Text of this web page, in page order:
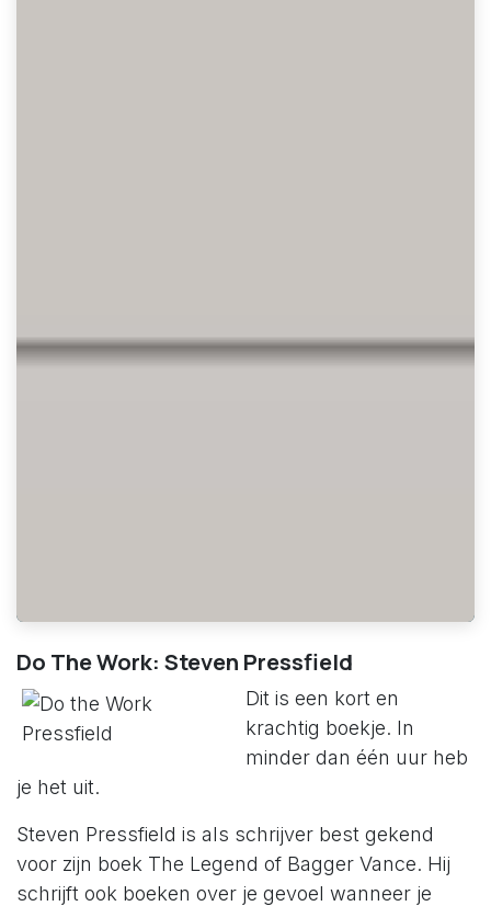
Do The Work: Steven Pressfield
Dit is een kort en
krachtig boekje. In
minder dan één uur heb
je het uit.
Steven Pressfield is als schrijver best gekend
voor zijn boek The Legend of Bagger Vance. Hij
schrijft ook boeken over je gevoel wanneer je